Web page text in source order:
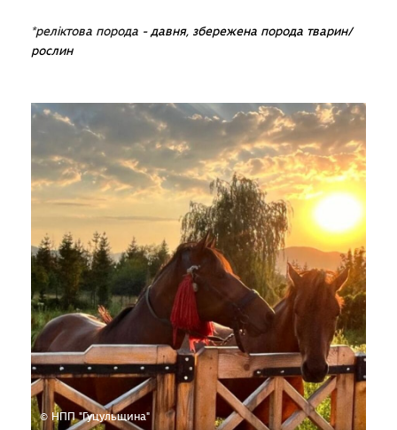
*реліктова порода -давня, збережена порода тварин/
рослин
© НПП "Гуцульщина"